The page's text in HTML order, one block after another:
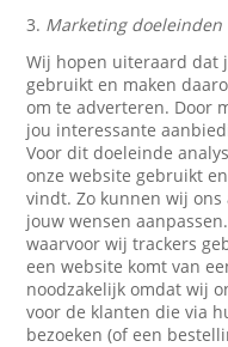
3. Marketing doeleinden
Wij hopen uiteraard dat
gebruikt en maken
om te adverteren. Door
jou interessante
Voor dit doeleinde
onze website gebruikt
vindt. Zo kunnen wij
jouw wensen
waarvoor wij trackers
een website komt van
noodzakelijk omdat wij
voor de klanten die via
bezoeken (of een